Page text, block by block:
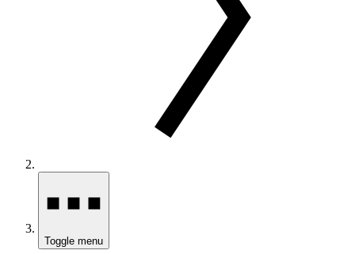
Toggle menu